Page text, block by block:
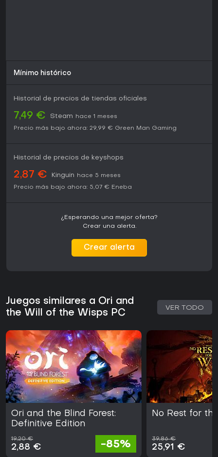
Mínimo histórico
Historial de precios de tiendas oficiales
7,49 € Steam
hace 1 meses
Precio más bajo ahora: 29,99 € Green Man Gaming
Historial de precios de keyshops
2,87 € Kinguin
hace 5 meses
Precio más bajo ahora: 5,07 € Eneba
¿Esperando una mejor oferta?
Crear una alerta.
Crear alerta
Juegos similares a Ori and
the Will of the Wisps PC
VER TODO
Ori and the Blind Forest:
Definitive Edition
19,20 €
2,88 € -85%
No Rest for
39,86 €
25,91 €